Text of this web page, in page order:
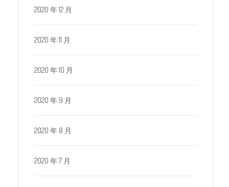
2020 年 12 月
2020 年 11 月
2020 年 10 月
2020 年 9 月
2020 年 8 月
2020 年 7 月